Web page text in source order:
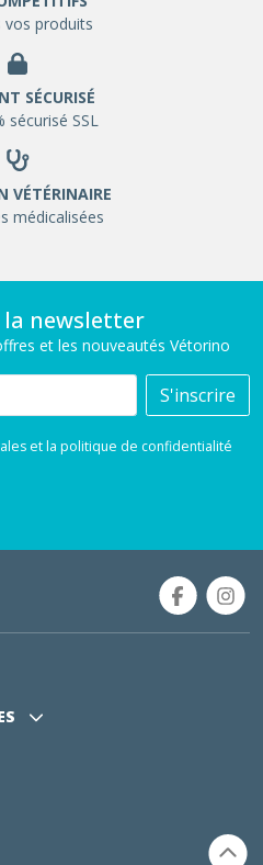
vos produits
SÉCURISÉ
sécurisé SSL
VÉTÉRINAIRE
médicalisées
la newsletter
et les nouveautés Vétorino
S'inscrire
et la politique de confidentialité